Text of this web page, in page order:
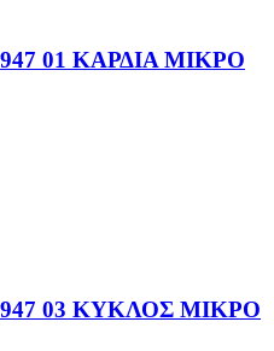
01 ΚΑΡΔΙΑ ΜΙΚΡΟ
03 ΚΥΚΛΟΣ ΜΙΚΡΟ